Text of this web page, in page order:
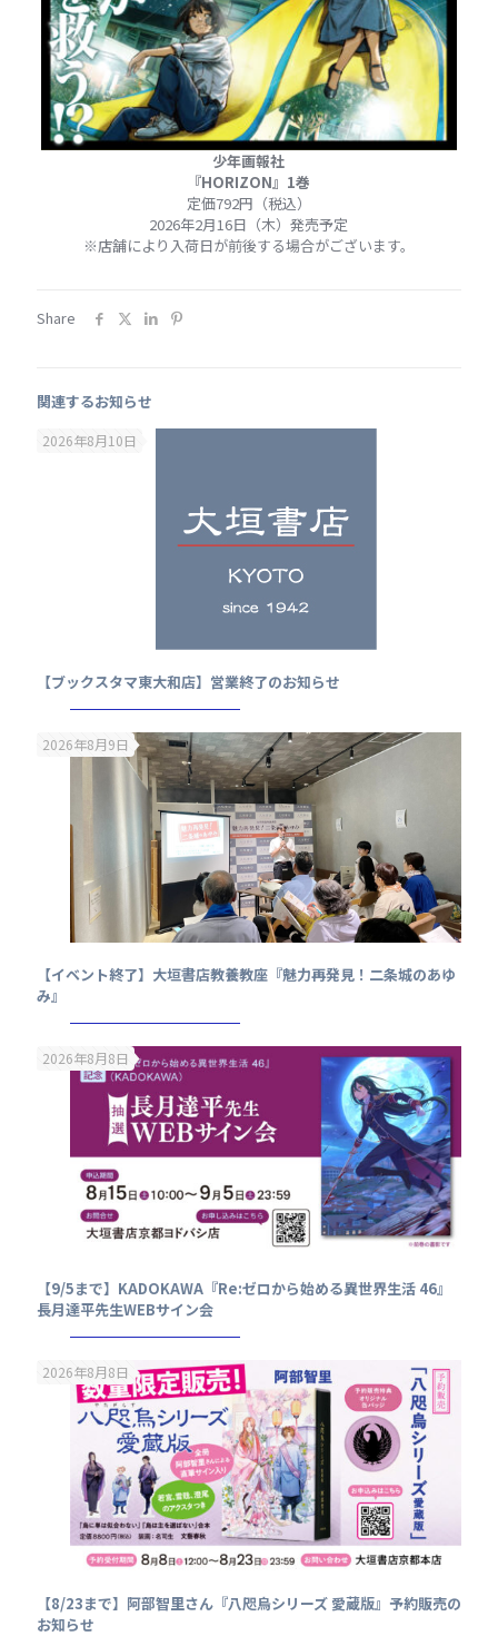
少年画報社
『HORIZON』1巻
定価792円（税込）
2026年2月16日（木）発売予定
※店舗により入荷日が前後する場合がございます。
Share
関連するお知らせ
2026年8月10日
【ブックスタマ東大和店】営業終了のお知らせ
2026年8月9日
【イベント終了】大垣書店教養教座『魅力再発見！二条城のあゆ
み』
2026年8月8日
【9/5まで】KADOKAWA『Re:ゼロから始める異世界生活 46』
長月達平先生WEBサイン会
2026年8月8日
【8/23まで】阿部智里さん『八咫烏シリーズ 愛蔵版』予約販売の
お知らせ